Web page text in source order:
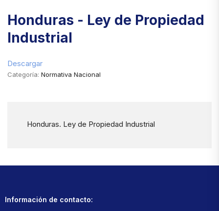
Honduras - Ley de Propiedad
Industrial
Descargar
Categoría: Normativa Nacional
Honduras. Ley de Propiedad Industrial
Información de contacto: